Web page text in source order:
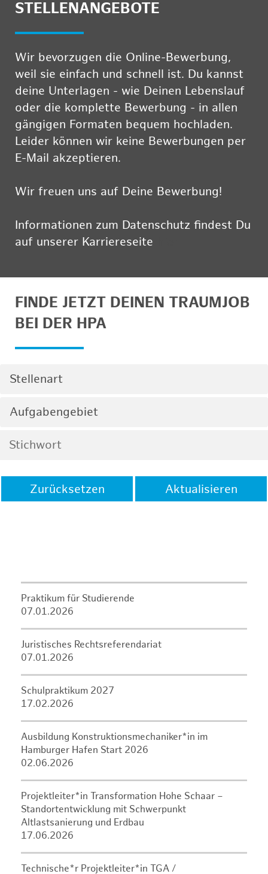
STELLENANGEBOTE
Wir bevorzugen die Online-Bewerbung,
weil sie einfach und schnell ist. Du kannst
deine Unterlagen - wie Deinen Lebenslauf
oder die komplette Bewerbung - in allen
gängigen Formaten bequem hochladen.
Leider können wir keine Bewerbungen per
E-Mail akzeptieren.
Wir freuen uns auf Deine Bewerbung!
Informationen zum Datenschutz findest Du
auf unserer Karriereseite
FINDE JETZT DEINEN TRAUMJOB
BEI DER HPA
Stellenart
Aufgabengebiet
Zurücksetzen Aktualisieren
Praktikum für Studierende
07.01.2026
Juristisches Rechtsreferendariat
07.01.2026
Schulpraktikum 2027
17.02.2026
Ausbildung Konstruktionsmechaniker*in im
Hamburger Hafen Start 2026
02.06.2026
Projektleiter*in Transformation Hohe Schaar –
Standortentwicklung mit Schwerpunkt
Altlastsanierung und Erdbau
17.06.2026
Technische*r Projektleiter*in TGA /